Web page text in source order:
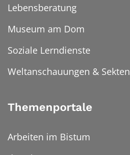
Lebensberatung
Museum am Dom
Soziale Lerndienste
Weltanschauungen & Sekten
Themenportale
Arbeiten im Bistum